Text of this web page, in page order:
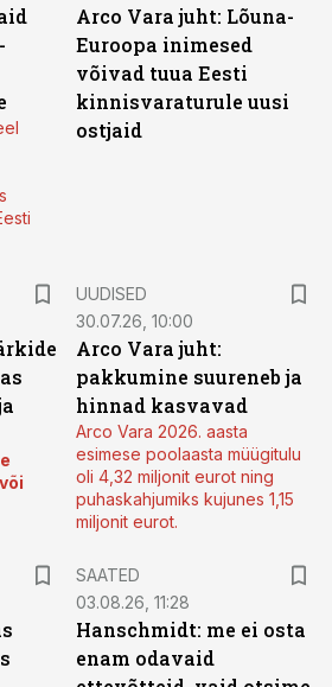
Arco Vara juht: Lõuna-
Euroopa inimesed
võivad tuua Eesti
kinnisvaraturule uusi
ostjaid
UUDISED
30.07.26, 10:00
Arco Vara juht:
pakkumine suureneb ja
hinnad kasvavad
Arco Vara 2026. aasta
esimese poolaasta müügitulu
oli 4,32 miljonit eurot ning
puhaskahjumiks kujunes 1,15
miljonit eurot.
SAATED
03.08.26, 11:28
Hanschmidt: me ei osta
enam odavaid